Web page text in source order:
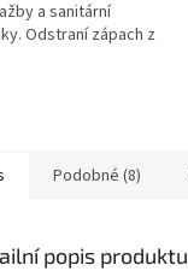
a sanitární
Odstraní zápach z
Podobné (8)
popis produktu